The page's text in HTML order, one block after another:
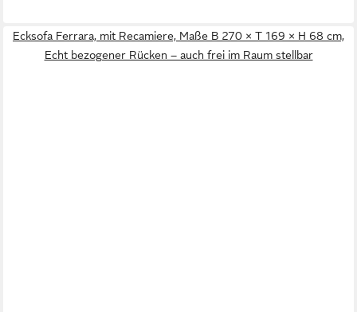
Ecksofa Ferrara, mit Recamiere, Maße B 270 × T 169 × H 68 cm,
Echt bezogener Rücken – auch frei im Raum stellbar